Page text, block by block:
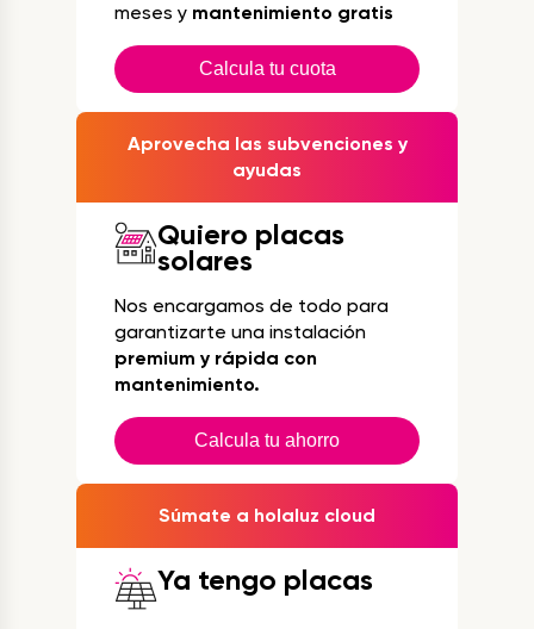
meses y mantenimiento gratis
Calcula tu cuota
Aprovecha las subvenciones y
ayudas
Quiero placas
solares
Nos encargamos de todo para
garantizarte una instalación
premium y rápida con
mantenimiento.
Calcula tu ahorro
Súmate a holaluz cloud
Ya tengo placas